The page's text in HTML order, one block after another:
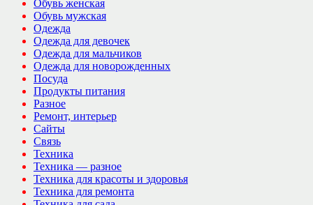
Обувь женская
Обувь мужская
Одежда
Одежда для девочек
Одежда для мальчиков
Одежда для новорожденных
Посуда
Продукты питания
Разное
Ремонт, интерьер
Сайты
Связь
Техника
Техника — разное
Техника для красоты и здоровья
Техника для ремонта